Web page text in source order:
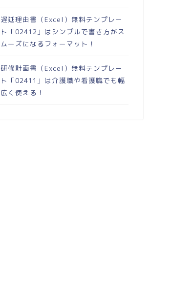
遅延理由書（Excel）無料テンプレー
ト「02412」はシンプルで書き方がス
ムーズになるフォーマット！
研修計画書（Excel）無料テンプレー
ト「02411」は介護職や看護職でも幅
広く使える！